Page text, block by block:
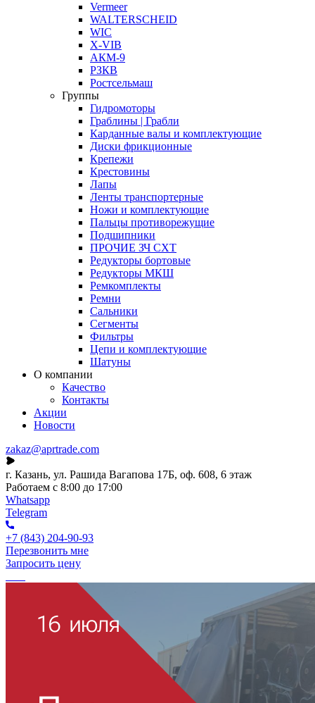
Vermeer
WALTERSCHEID
WIC
X-VIB
АКМ-9
РЗКВ
Ростсельмаш
Группы
Гидромоторы
Граблины | Грабли
Карданные валы и комплектующие
Диски фрикционные
Крепежи
Крестовины
Лапы
Ленты транспортерные
Ножи и комплектующие
Пальцы противорежущие
Подшипники
ПРОЧИЕ ЗЧ СХТ
Редукторы бортовые
Редукторы МКШ
Ремкомплекты
Ремни
Сальники
Сегменты
Фильтры
Цепи и комплектующие
Шатуны
О компании
Качество
Контакты
Акции
Новости
zakaz@aprtrade.com
г. Казань, ул. Рашида Вагапова 17Б, оф. 608, 6 этаж
Работаем с 8:00 до 17:00
Whatsapp
Telegram
+7 (843) 204-90-93
Перезвонить мне
Запросить цену